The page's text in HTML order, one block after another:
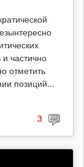
частично
отметить
позиций...
3